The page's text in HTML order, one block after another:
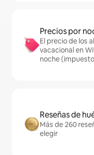
Precios por
El precio de los
vacacional en
noche
Reseñas de
Más de 260
elegir